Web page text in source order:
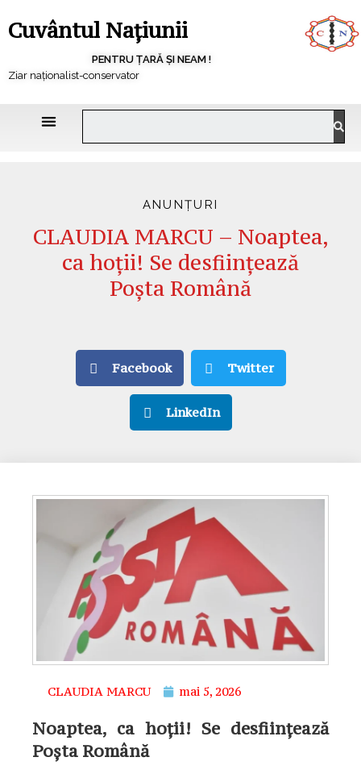
Cuvântul Națiunii
PENTRU ȚARĂ ȘI NEAM !
Ziar naționalist-conservator
ANUNȚURI
CLAUDIA MARCU – Noaptea,
ca hoții! Se desființează
Poșta Română
Facebook Twitter
LinkedIn
CLAUDIA MARCU mai 5, 2026
Noaptea, ca hoții! Se desființează
Poșta Română